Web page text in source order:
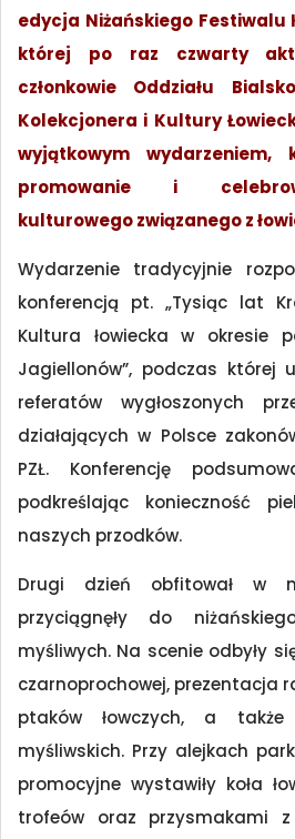
edycja Niżańskiego Festiwalu
której po raz czwarty
członkowie Oddziału
Kolekcjonera i Kultury
wyjątkowym
promowanie i
kulturowego związanego z
Wydarzenie tradycyjnie
konferencją pt. „Tysiąc lat
Kultura łowiecka w okresie
Jagiellonów”, podczas której
referatów wygłoszonych
działających w Polsce
PZŁ. Konferencję
podkreślając konieczność
naszych przodków.
Drugi dzień obfitował w
przyciągnęły do
myśliwych. Na scenie odbyły
czarnoprochowej, prezentacja
ptaków łowczych, a także
myśliwskich. Przy alejkach
promocyjne wystawiły koła
trofeów oraz przysmakami z